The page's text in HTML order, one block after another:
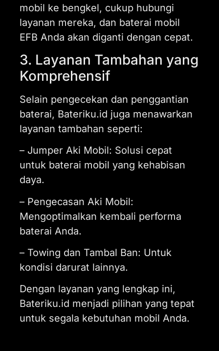
mobil ke bengkel, cukup hubungi
layanan mereka, dan baterai mobil
EFB Anda akan diganti dengan cepat.
3. Layanan Tambahan yang
Komprehensif
Selain pengecekan dan penggantian
baterai, Bateriku.id juga menawarkan
layanan tambahan seperti:
– Jumper Aki Mobil: Solusi cepat
untuk baterai mobil yang kehabisan
daya.
– Pengecasan Aki Mobil:
Mengoptimalkan kembali performa
baterai Anda.
– Towing dan Tambal Ban: Untuk
kondisi darurat lainnya.
Dengan layanan yang lengkap ini,
Bateriku.id menjadi pilihan yang tepat
untuk segala kebutuhan mobil Anda.